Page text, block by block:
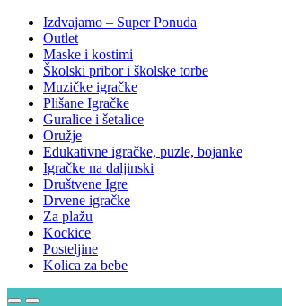
Izdvajamo – Super Ponuda
Outlet
Maske i kostimi
Školski pribor i školske torbe
Muzičke igračke
Plišane Igračke
Guralice i šetalice
Oružje
Edukativne igračke, puzle, bojanke
Igračke na daljinski
Društvene Igre
Drvene igračke
Za plažu
Kockice
Posteljine
Kolica za bebe